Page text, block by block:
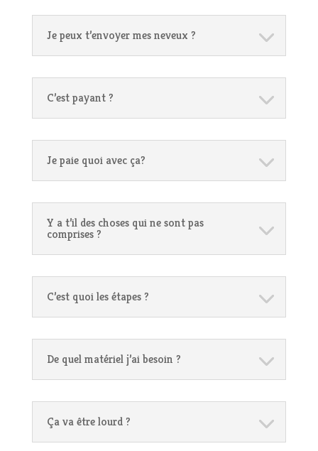
Je peux t’envoyer mes neveux ?
C’est payant ?
Je paie quoi avec ça?
Y a t’il des choses qui ne sont pas
comprises ?
C’est quoi les étapes ?
De quel matériel j’ai besoin ?
Ça va être lourd ?